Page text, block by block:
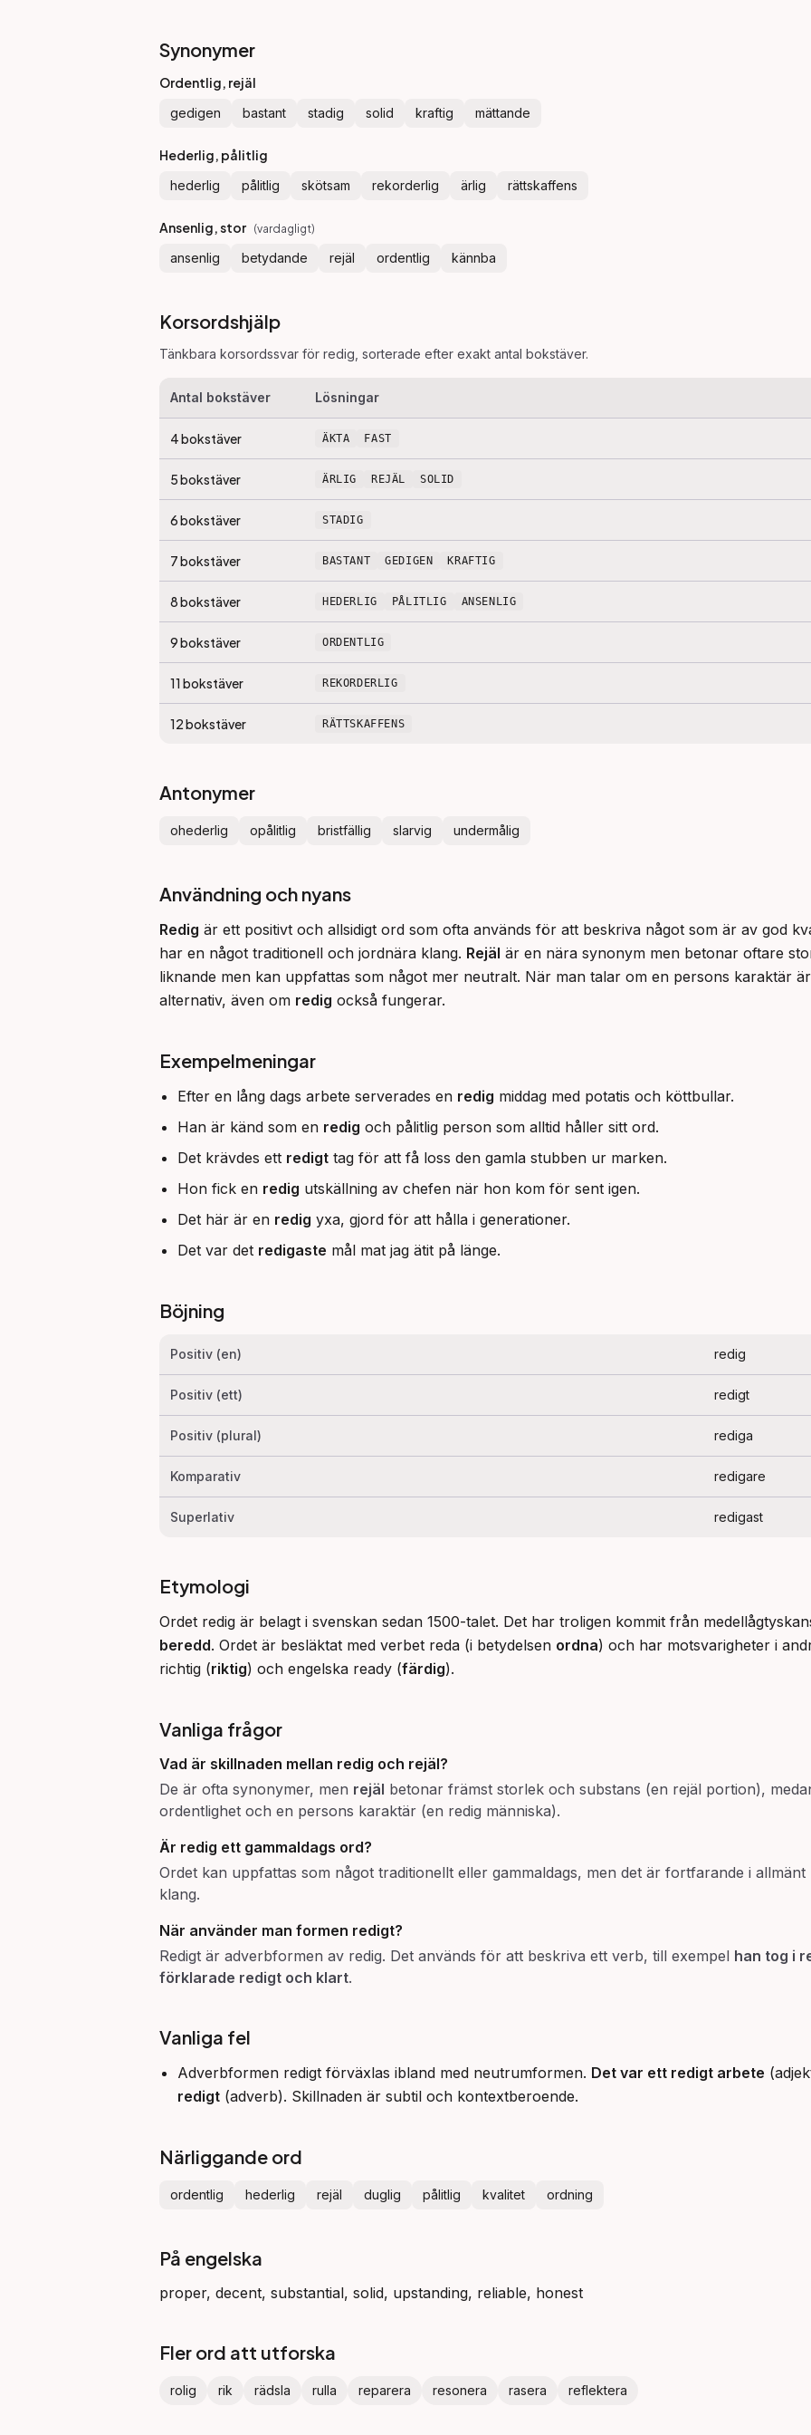
Synonymer
Ordentlig, rejäl
gedigen bastant stadig solid kraftig mättande
Hederlig, pålitlig
hederlig pålitlig skötsam rekorderlig ärlig rättskaffens
Ansenlig, stor (vardagligt)
ansenlig betydande rejäl ordentlig kännba
Korsordshjälp
Tänkbara korsordssvar för redig , sorterade efter exakt antal bokstäver.
Antal bokstäver Lösningar
4bokstäver ÄKTA FAST
5bokstäver ÄRLIG REJÄL SOLID
6bokstäver STADIG
7bokstäver BASTANT GEDIGEN KRAFTIG
8bokstäver HEDERLIG PÅLITLIG ANSENLIG
9bokstäver ORDENTLIG
11 bokstäver REKORDERLIG
12bokstäver RÄTTSKAFFENS
Antonymer
ohederlig opålitlig bristfällig slarvig undermålig
Användning och nyans
Redig är ett positivt och allsidigt ord som ofta används för att beskriva något som är av god
har en något traditionell och jordnära klang. Rejäl är en nära synonym men betonar oftare
liknande men kan uppfattas som något mer neutralt. När man talar om en persons karaktär är
alternativ, även om redig också fungerar.
Exempelmeningar
Efter en lång dags arbete serverades en redig middag med potatis och köttbullar.
Han är känd som en redig och pålitlig person som alltid håller sitt ord.
Det krävdes ett redigt tag för att få loss den gamla stubben ur marken.
Hon fick en redig utskällning av chefen när hon kom för sent igen.
Det här är en redig yxa, gjord för att hålla i generationer.
Det var det redigaste mål mat jag ätit på länge.
Böjning
Positiv (en) redig
Positiv (ett) redigt
Positiv (plural) rediga
Komparativ redigare
Superlativ redigast
Etymologi
Ordet redig är belagt i svenskan sedan 1500-talet. Det har troligen kommit från
beredd. Ordet är besläktat med verbet reda (i betydelsen ordna) och har motsvarigheter i
richtig (riktig) och engelska ready (färdig).
Vanliga frågor
Vad är skillnaden mellan redig och rejäl?
De är ofta synonymer, men rejäl betonar främst storlek och substans (en rejäl portion),
ordentlighet och en persons karaktär (en redig människa).
Är redig ett gammaldags ord?
Ordet kan uppfattas som något traditionellt eller gammaldags, men det är fortfarande i
klang.
När använder man formen redigt?
Redigt är adverbformen av redig. Det används för att beskriva ett verb, till exempel han tog i
förklarade redigt och klart.
Vanliga fel
Adverbformen redigt förväxlas ibland med neutrumformen. Det var ett redigt arbete
redigt (adverb). Skillnaden är subtil och kontextberoende.
Närliggande ord
ordentlig hederlig rejäl duglig pålitlig kvalitet ordning
På engelska
proper, decent, substantial, solid, upstanding, reliable, honest
Fler ord att utforska
rolig rik rädsla rulla reparera resonera rasera reflektera